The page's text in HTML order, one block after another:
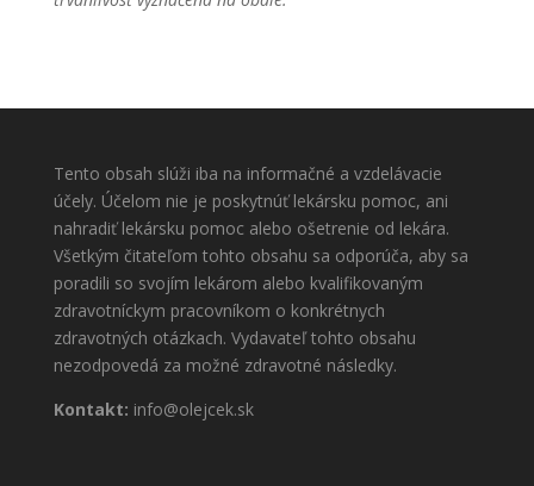
Tento obsah slúži iba na informačné a vzdelávacie
účely. Účelom nie je poskytnúť lekársku pomoc, ani
nahradiť lekársku pomoc alebo ošetrenie od lekára.
Všetkým čitateľom tohto obsahu sa odporúča, aby sa
poradili so svojím lekárom alebo kvalifikovaným
zdravotníckym pracovníkom o konkrétnych
zdravotných otázkach. Vydavateľ tohto obsahu
nezodpovedá za možné zdravotné následky.
Kontakt: info@olejcek.sk